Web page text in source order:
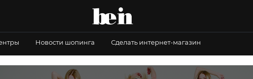
Новости шопинга Сделать интернет-магазин